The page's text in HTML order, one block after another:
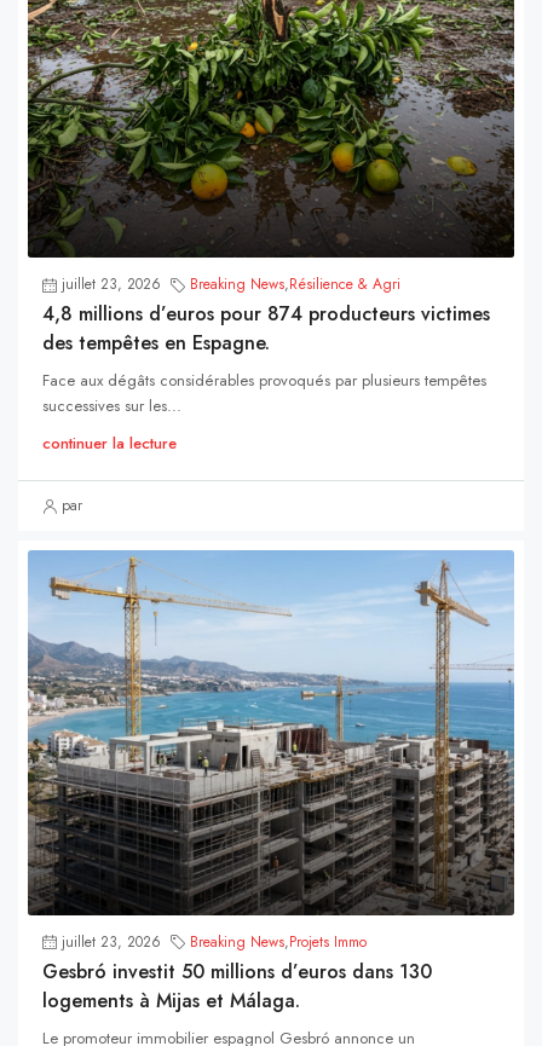
juillet 23, 2026 Breaking News,Résilience & Agri
4,8 millions d’euros pour 874 producteurs victimes
des tempêtes en Espagne.
Face aux dégâts considérables provoqués par plusieurs tempêtes
successives sur les...
continuer la lecture
par
juillet 23, 2026 Breaking News,Projets Immo
Gesbró investit 50 millions d’euros dans 130
logements à Mijas et Málaga.
Le promoteur immobilier espagnol Gesbró annonce un